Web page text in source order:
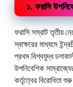
১. ফরাসি
ফরাসি সম্রাট তৃতীয়
স্বাক্ষরের মাধ্যমে
প্রথম বিশ্বযুদ্ধ
উপনিবেশিক
কর্তৃত্বের বিরোধিতা